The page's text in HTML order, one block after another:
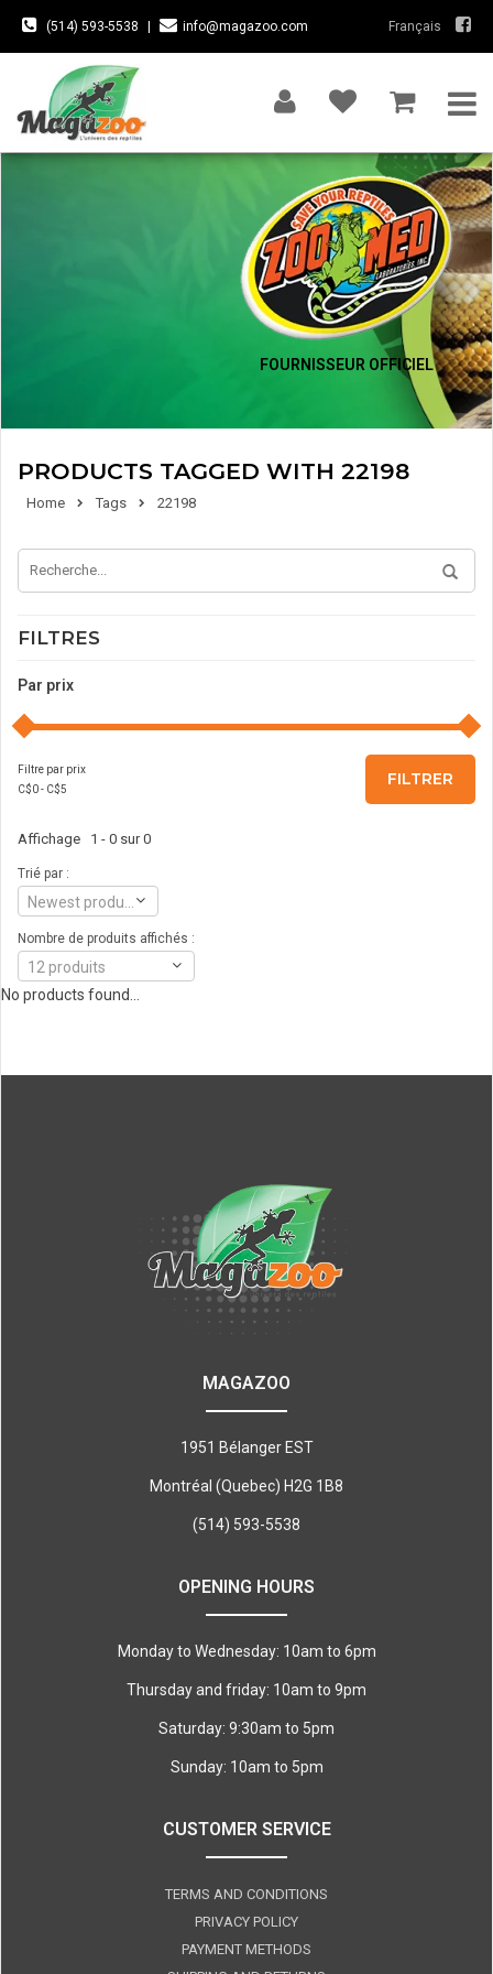
(514) 593-5538 info@magazoo.com Français
FOURNISSEUR OFFICIEL
PRODUCTS TAGGED WITH 22198
Home Tags 22198
FILTRES
Par prix
Filtre par prix
C$0- C$5
FILTRER
Affichage 1 - 0 sur 0
Trié par :
Nombre de produits affichés :
12 produits
No products found...
MAGAZOO
1951 Bélanger EST
Montréal (Quebec) H2G 1B8
(514) 593-5538
OPENING HOURS
Monday to Wednesday: 10am to 6pm
Thursday and friday: 10am to 9pm
Saturday: 9:30am to 5pm
Sunday: 10am to 5pm
CUSTOMER SERVICE
TERMS AND CONDITIONS
PRIVACY POLICY
PAYMENT METHODS